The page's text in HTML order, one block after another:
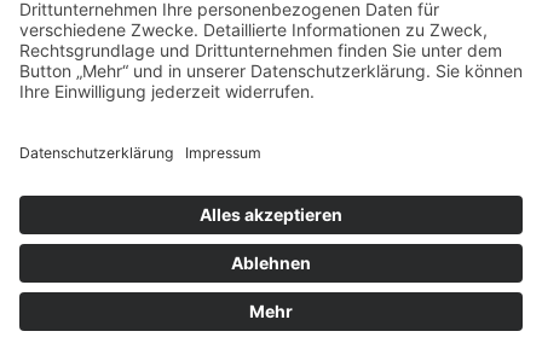
Cookie-Einstellungen
Kontakt
Login
Impressum